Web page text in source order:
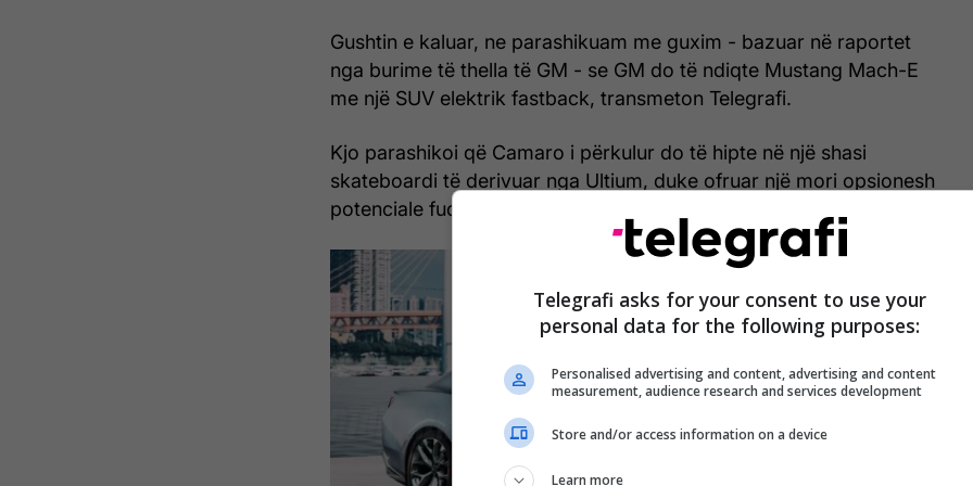
Gushtin e kaluar, ne parashikuam me guxim - bazuar në raportet
nga burime të thella të GM - se GM do të ndiqte Mustang Mach-E
me një SUV elektrik fastback, transmeton Telegrafi.
Kjo parashikoi që Camaro i përkulur do të hipte në një shasi
skateboardi të derivuar nga Ultium, duke ofruar një mori opsionesh
potenciale fuqie.
Telegrafi asks for your consent to use your
personal data for the following purposes:
Personalised advertising and content, advertising and content
measurement, audience research and services development
Store and/or access information on a device
Learn more